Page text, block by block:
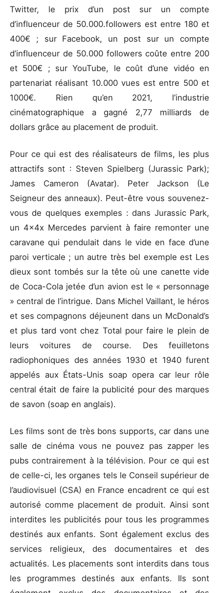
Twitter, le prix d’un post sur un compte
d’influenceur de 50.000.followers est entre 180 et
400€ ; sur Facebook, un post sur un compte
d’influenceur de 50.000 followers coûte entre 200
et 500€ ; sur YouTube, le coût d’une vidéo en
partenariat réalisant 10.000 vues est entre 500 et
1000€. Rien qu’en 2021, l’industrie
cinématographique a gagné 2,77 milliards de
dollars grâce au placement de produit.
Pour ce qui est des réalisateurs de films, les plus
attractifs sont : Steven Spielberg (Jurassic Park);
James Cameron (Avatar). Peter Jackson (Le
Seigneur des anneaux). Peut-être vous souvenez-
vous de quelques exemples : dans Jurassic Park,
un 4x4x Mercedes parvient à faire remonter une
caravane qui pendulait dans le vide en face d’une
paroi verticale ; un autre très bel exemple est Les
dieux sont tombés sur la tête où une canette vide
de Coca-Cola jetée d’un avion est le « personnage
» central de l’intrigue. Dans Michel Vaillant, le héros
et ses compagnons déjeunent dans un McDonald’s
et plus tard vont chez Total pour faire le plein de
leurs voitures de course. Des feuilletons
radiophoniques des années 1930 et 1940 furent
appelés aux États-Unis soap opera car leur rôle
central était de faire la publicité pour des marques
de savon (soap en anglais).
Les films sont de très bons supports, car dans une
salle de cinéma vous ne pouvez pas zapper les
pubs contrairement à la télévision. Pour ce qui est
de celle-ci, les organes tels le Conseil supérieur de
l’audiovisuel (CSA) en France encadrent ce qui est
autorisé comme placement de produit. Ainsi sont
interdites les publicités pour tous les programmes
destinés aux enfants. Sont également exclus des
services religieux, des documentaires et des
actualités. Les placements sont interdits dans tous
les programmes destinés aux enfants. Ils sont